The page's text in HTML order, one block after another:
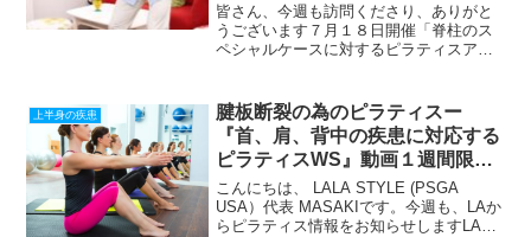
皆さん、今週も訪問くださり、ありがと
うございます７月１８日開催「脊柱のス
ペシャルケースに対するピラティスアプ
初に紹介させて頂きます＝＝＝＝＝＝＝
＝＝＝＝＝＝＝＝＝＝...
上半身の疾患
腱板断裂の為のピラティスー
『首、肩、背中の疾患に対応する
ピラティスWS』動画１週間限定
割引
こんにちは、 LALA STYLE (PSGA
USA）代表 MASAKIです。今週も、LAか
らピラティス情報をお知らせしますLAの